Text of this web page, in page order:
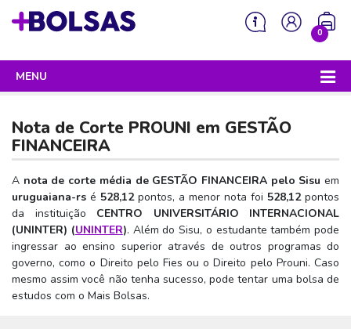
0
Sua mochila está vazia!
MENU
ENEM
Enem 2026 - Tudo o que você precisa saber
Enem – O que é
Enem – Quem pode fazer
Enem – Para que serve
Enem – Como se preparar
SISU
Sisu 2026 – Tudo o que você precisa saber
SISU – O que é
SISU – Quem pode participar
SISU – Como se inscrever
PROUNI
Prouni 2026 – Tudo o que você precisa saber
Prouni – O que é
Prouni – Quem pode participar
FIES
Fies e P-Fies 2026 – Tudo o que você precisa saber
Fies – O que é
PRONATEC
SISUTEC
Nota de Corte PROUNI em GESTÃO
FINANCEIRA
A nota de corte média de GESTÃO FINANCEIRA pelo Sisu em
uruguaiana-rs é 528,12pontos, a menor nota foi 528,12pontos
da instituição CENTRO UNIVERSITÁRIO INTERNACIONAL
(UNINTER) (UNINTER). Além do Sisu, o estudante também pode
ingressar ao ensino superior através de outros programas do
governo, como o Direito pelo Fies ou o Direito pelo Prouni. Caso
mesmo assim você não tenha sucesso, pode tentar uma bolsa de
estudos com o Mais Bolsas.